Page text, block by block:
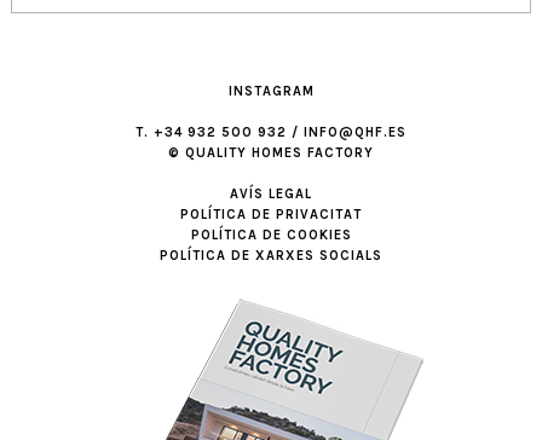
INSTAGRAM
T. +34 932 500 932 / INFO@QHF.ES
© QUALITY HOMES FACTORY
AVÍS LEGAL
POLÍTICA DE PRIVACITAT
POLÍTICA DE COOKIES
POLÍTICA DE XARXES SOCIALS